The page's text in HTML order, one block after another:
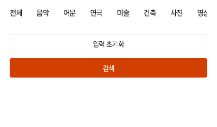
전체 음악 어문 연극 미술 건축 사진 영상
입력 초기화
검색